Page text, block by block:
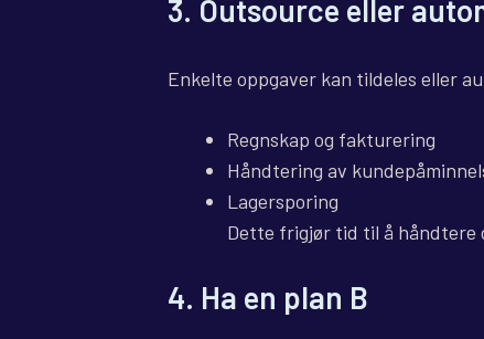
3. Outsource eller
Enkelte oppgaver kan tildeles eller
Regnskap og fakturering
Håndtering av
Lagersporing
Dette frigjør tid til å håndtere
4. Ha en plan B